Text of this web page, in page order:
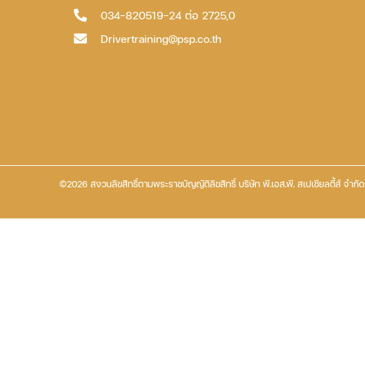
034-820519-24 ต่อ 2725,0
Drivertraining@psp.co.th
©2026 สงวนลิขสิทธิ์ตามพระราชบัญญัติลิขสิทธิ์ บริษัท พี.เอส.พี. สเปเชียลตี้ส์ จำกั